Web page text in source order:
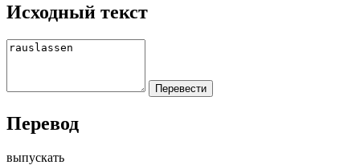
Исходный текст
Перевод
выпускать